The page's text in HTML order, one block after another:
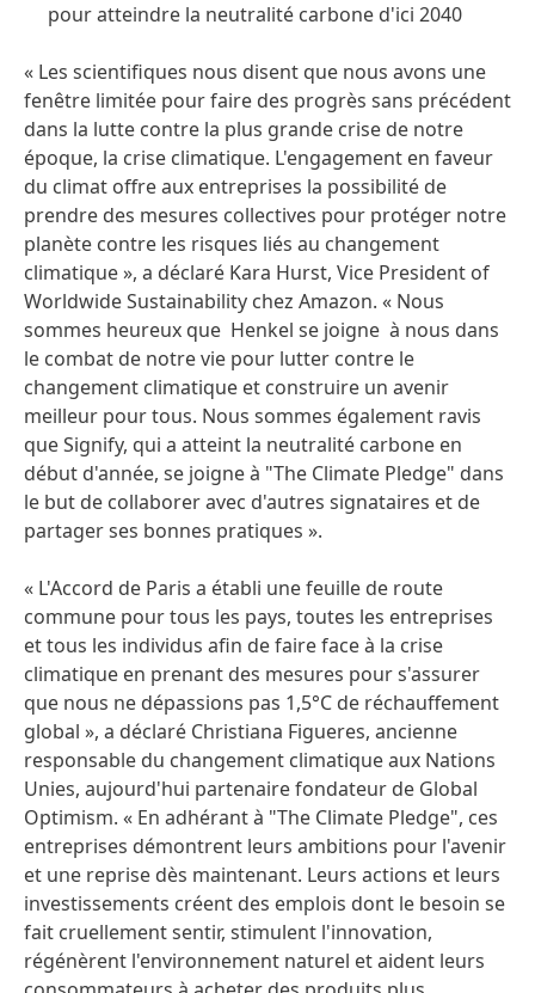
pour atteindre la neutralité carbone d'ici 2040
« Les scientifiques nous disent que nous avons une
fenêtre limitée pour faire des progrès sans précédent
dans la lutte contre la plus grande crise de notre
époque, la crise climatique. L'engagement en faveur
du climat offre aux entreprises la possibilité de
prendre des mesures collectives pour protéger notre
planète contre les risques liés au changement
climatique », a déclaré Kara Hurst, Vice President of
Worldwide Sustainability chez Amazon. « Nous
sommes heureux que Henkel se joigne à nous dans
le combat de notre vie pour lutter contre le
changement climatique et construire un avenir
meilleur pour tous. Nous sommes également ravis
que Signify, qui a atteint la neutralité carbone en
début d'année, se joigne à "The Climate Pledge" dans
le but de collaborer avec d'autres signataires et de
partager ses bonnes pratiques ».
« L'Accord de Paris a établi une feuille de route
commune pour tous les pays, toutes les entreprises
et tous les individus afin de faire face à la crise
climatique en prenant des mesures pour s'assurer
que nous ne dépassions pas 1,5°C de réchauffement
global », a déclaré Christiana Figueres, ancienne
responsable du changement climatique aux Nations
Unies, aujourd'hui partenaire fondateur de Global
Optimism. « En adhérant à "The Climate Pledge", ces
entreprises démontrent leurs ambitions pour l'avenir
et une reprise dès maintenant. Leurs actions et leurs
investissements créent des emplois dont le besoin se
fait cruellement sentir, stimulent l'innovation,
régénèrent l'environnement naturel et aident leurs